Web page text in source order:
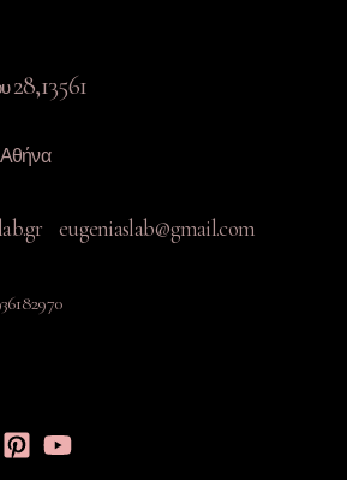
28,13561
Αθήνα
eugeniaslab@gmail.com